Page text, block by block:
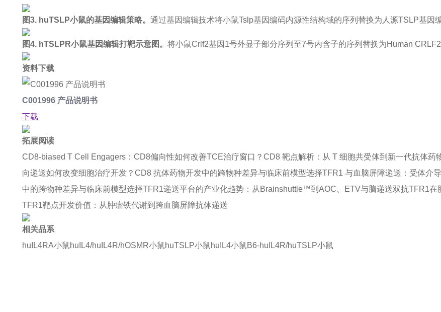
图3. huTSLP小鼠的基因编辑策略。 通过基因编辑技术将小鼠Tslp基因编码内源性结构域的序列替换为人源TSLP基因
图4. hTSLPR小鼠基因编辑打靶示意图。 将小鼠Crlf2基因1号外显子部分序列至7号内含子的序列替换为Human
资料下载
C001996 产品说明书
下载
拓展阅读
CD8-biased T Cell Engagers：CD8偏向性如何改善TCE治疗窗口？ CD8 靶点解析：从 T 细胞共受体到新一代抗体药
向递送如何改变细胞治疗开发？ CD8 抗体药物开发中的跨物种差异与临床前模型选择TFR1 与血脑屏障递送：受体介
中的跨物种差异与临床前模型选择TFR1递送平台的产业化趋势：从Brainshuttle™到AOC、ETV与脑递送双抗TFR1在
TFR1靶点开发价值：从肿瘤铁代谢到跨血脑屏障抗体递送
相关品系
huIL4RA小鼠huIL4/huIL4R/hOSMR小鼠huTSLP小鼠huIL4小鼠B6-huIL4R/huTSLP小鼠